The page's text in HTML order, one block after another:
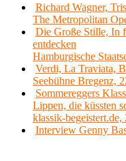
Richard Wagner,
The Metropolitan
Die Große Stille, In
entdecken
Hamburgische
Verdi, La Traviata,
Seebühne Bregenz,
Sommereggers
Lippen, die küssten
klassik-
Interview Genny